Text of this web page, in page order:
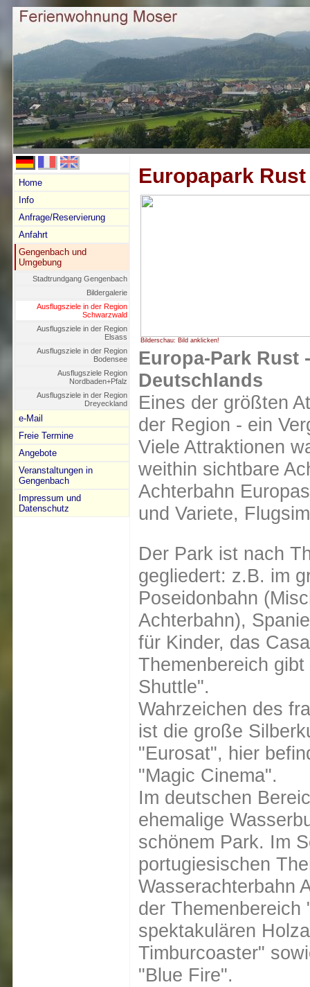
Home
Info
Anfrage/Reservierung
Anfahrt
Gengenbach und
Umgebung
Stadtrundgang Gengenbach
Bildergalerie
Ausflugsziele in der Region
Schwarzwald
Ausflugsziele in der Region
Elsass
Ausflugsziele in der Region
Bodensee
Ausflugsziele Region
Nordbaden+Pfalz
Ausflugsziele in der Region
Dreyeckland
e-Mail
Freie Termine
Angebote
Veranstaltungen in
Gengenbach
Impressum und
Datenschutz
Europapark Rust
Bilderschau: Bild anklicken!
Europa-Park Rust
Deutschlands
Eines der größten
der Region - ein
Viele Attraktionen
weithin sichtbare
Achterbahn
und Variete,
Der Park ist nach
gegliedert: z.B. im
Poseidonbahn
Achterbahn),
für Kinder, das
Themenbereich
Shuttle".
Wahrzeichen des
ist die große
"Eurosat", hier
"Magic Cinema".
Im deutschen
ehemalige
schönem Park. Im
portugiesischen
Wasserachterbahn
der Themenbereich
spektakulären
Timburcoaster"
"Blue Fire".